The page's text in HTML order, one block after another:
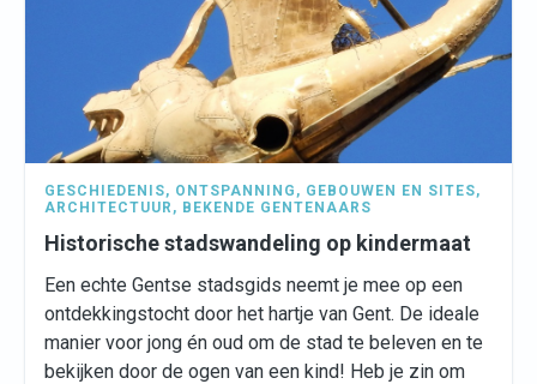
GESCHIEDENIS, ONTSPANNING , GEBOUWEN EN SITES,
ARCHITECTUUR , BEKENDE GENTENAARS
Historische stadswandeling op kindermaat
Een echte Gentse stadsgids neemt je mee op een
ontdekkingstocht door het hartje van Gent. De ideale
manier voor jong én oud om de stad te beleven en te
bekijken door de ogen van een kind! Heb je zin om